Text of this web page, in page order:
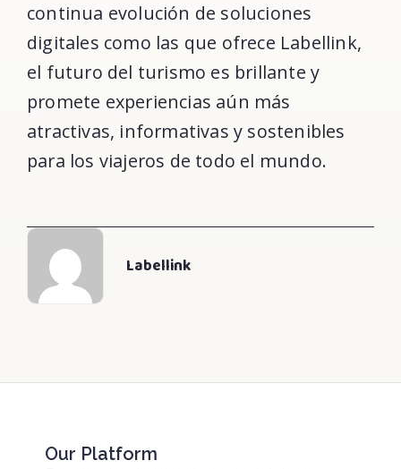
continua evolución de soluciones
digitales como las que ofrece Labellink,
el futuro del turismo es brillante y
promete experiencias aún más
atractivas, informativas y sostenibles
para los viajeros de todo el mundo.
Labellink
Our Platform